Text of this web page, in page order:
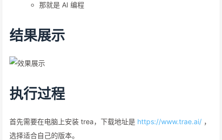
那就是 AI 编程
结果展示
执行过程
首先需要在电脑上安装 trea，下载地址是 https://www.trae.ai/ ，
选择适合自己的版本。